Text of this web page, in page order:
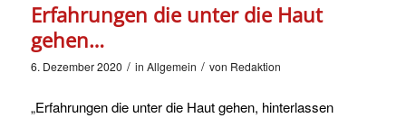
Erfahrungen die unter die Haut
gehen…
6. Dezember 2020 / in Allgemein / von Redaktion
„Erfahrungen die unter die Haut gehen, hinterlassen